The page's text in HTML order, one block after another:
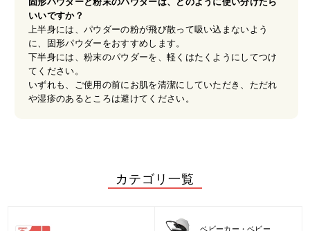
いいですか？
上半身には、パウダーの粉が飛び散って吸い込まないよう
に、固形パウダーをおすすめします。
下半身には、粉末のパウダーを、軽くはたくようにしてつけ
てください。
いずれも、ご使用の前にお肌を清潔にしていただき、ただれ
や湿疹のあるところは避けてください。
カテゴリ一覧